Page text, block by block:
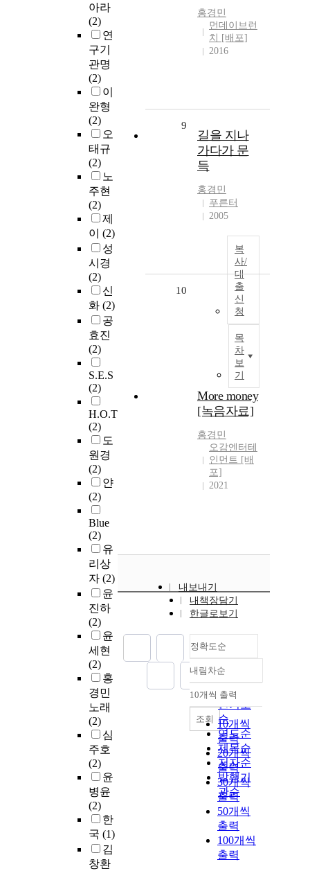
아라
(2)
연
구기
관명
(2)
이
완형
(2)
오
태규
(2)
노
주현
(2)
제
이 (2)
성
시경
(2)
신
화 (2)
공
효진
(2)
S.E.S
(2)
H.O.T
(2)
도
원경
(2)
얀
(2)
Blue
(2)
유
리상
자 (2)
윤
진하
(2)
윤
세현
(2)
홍
경민
노래
(2)
심
주호
(2)
윤
병윤
(2)
한
국 (1)
김
창환
홍경민
먼데이브런
치 [배포]
2016
9
길을 지나
가다가 문
득
홍경민
푸른터
2005
복
사/
대
출
신
청
목
차
보
기
10
More money
[녹음자료]
홍경민
오감엔터테
인먼트 [배
포]
2021
내보내기
내책장담기
한글로보기
정확도순
정확도
순
인기도
순
연도순
제목순
저자순
발행기
관순
내림차순
내림차순
10개씩 출력
10개씩
출력
20개씩
출력
30개씩
출력
50개씩
출력
100개씩
출력
조회